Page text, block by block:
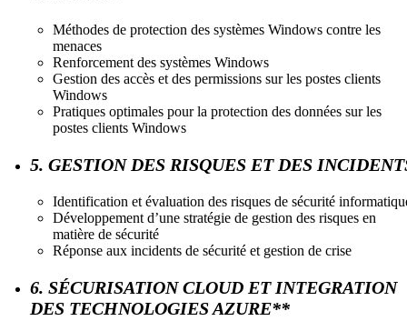
Méthodes de protection des systèmes Windows contre les
menaces
Renforcement des systèmes Windows
Gestion des accès et des permissions sur les postes clients
Windows
Pratiques optimales pour la protection des données sur les
postes clients Windows
5. GESTION DES RISQUES ET DES
Identification et évaluation des risques de sécurité
Développement d’une stratégie de gestion des risques en
matière de sécurité
Réponse aux incidents de sécurité et gestion de crise
6. SÉCURISATION CLOUD ET INTEGRATION
DES TECHNOLOGIES AZURE**